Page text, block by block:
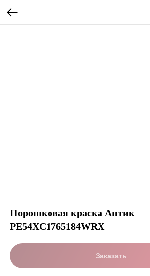
Порошковая краска Антик
PE54XC1765184WRX
Заказать